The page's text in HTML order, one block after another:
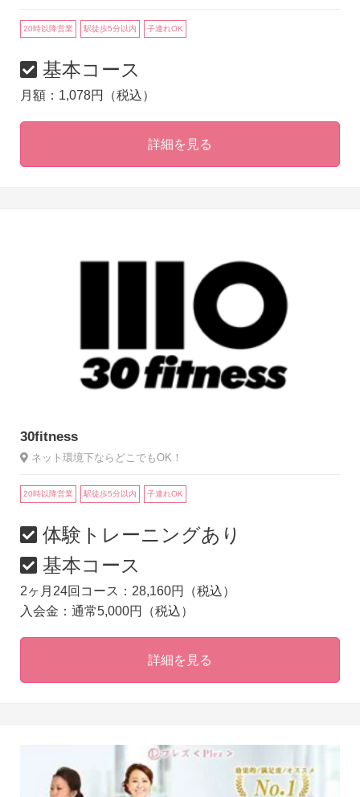
20時以降営業 駅徒歩5分以内 子連れOK
基本コース
月額：1,078円（税込）
詳細を見る
30fitness
ネット環境下ならどこでもOK！
20時以降営業 駅徒歩5分以内 子連れOK
体験トレーニングあり
基本コース
2ヶ月24回コース：28,160円（税込）
入会金：通常5,000円（税込）
詳細を見る